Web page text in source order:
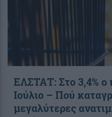
ΕΛΣΤΑΤ: Στο 3,4% ο
Ιούλιο – Πού
μεγαλύτερες